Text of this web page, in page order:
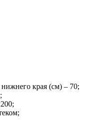
края (см) – 70;